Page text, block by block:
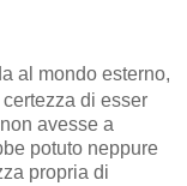
al mondo esterno,
di esser
avesse a
potuto neppure
propria di